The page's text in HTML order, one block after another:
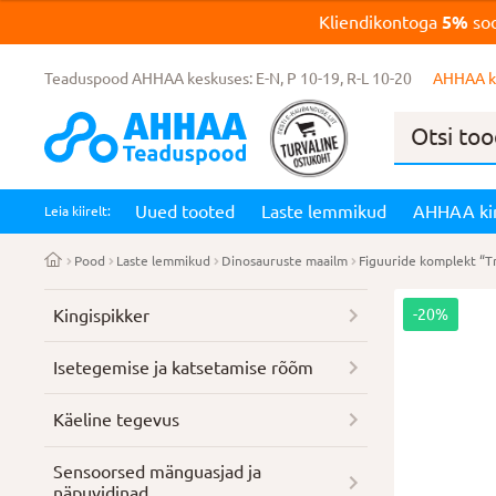
Kliendikontoga5%
Teaduspood AHHAA keskuses: E-N, P 10-19, R-L 10-20 AHHAA
Products
Leia kiirelt: Uued tooted Laste lemmikud AHHAA
Pood Laste lemmikud Dinosauruste maailm Figuuride komplekt
-20%
Kingispikker
Isetegemise ja katsetamise rõõm
Käeline tegevus
Sensoorsed mänguasjad ja